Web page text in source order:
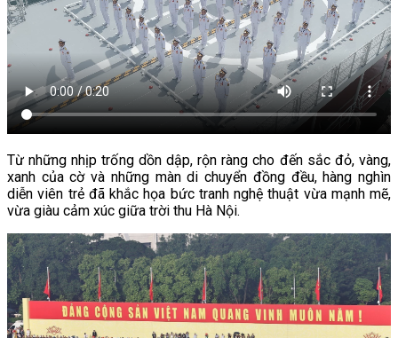
Từ những nhịp trống dồn dập, rộn ràng cho đến sắc đỏ, vàng,
xanh của cờ và những màn di chuyển đồng đều, hàng nghìn
diễn viên trẻ đã khắc họa bức tranh nghệ thuật vừa mạnh mẽ,
vừa giàu cảm xúc giữa trời thu Hà Nội.